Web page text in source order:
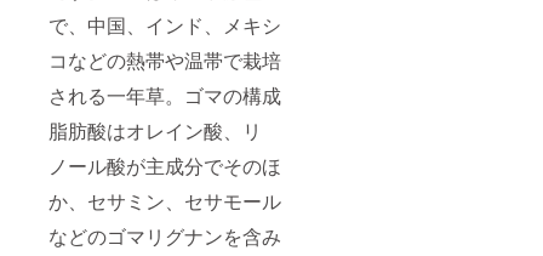
で、中国、インド、メキシ
コなどの熱帯や温帯で栽培
される一年草。ゴマの構成
脂肪酸はオレイン酸、リ
ノール酸が主成分でそのほ
か、セサミン、セサモール
などのゴマリグナンを含み